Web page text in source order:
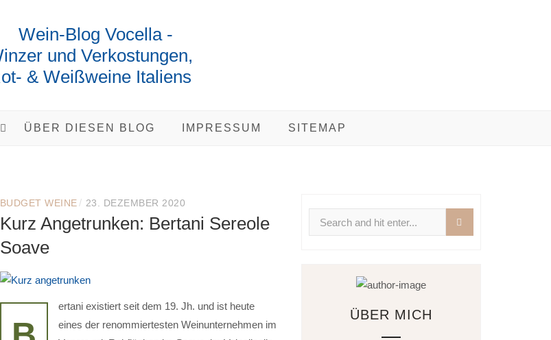
ÜBER DIESEN BLOG IMPRESSUM SITEMAP
BUDGET WEINE / 23. DEZEMBER 2020
Kurz Angetrunken: Bertani Sereole
Soave
ertani existiert seit dem 19. Jh. und ist heute
eines der renommiertesten Weinunternehmen im
Search
for:
ÜBER MICH